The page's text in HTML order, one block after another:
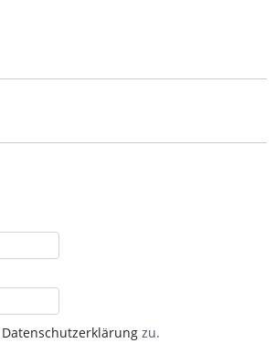
Datenschutzerklärung zu.